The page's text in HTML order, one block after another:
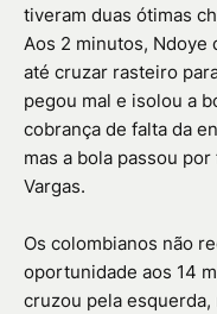
tiveram duas ótimas
Aos 2 minutos, Ndoye
até cruzar rasteiro
pegou mal e isolou a
cobrança de falta da
mas a bola passou
Vargas.
Os colombianos não
oportunidade aos 14
cruzou pela esquerda,